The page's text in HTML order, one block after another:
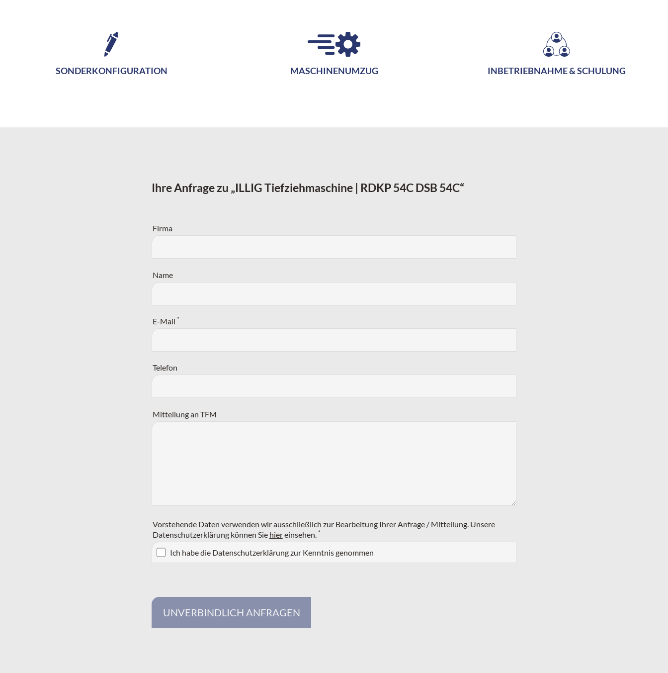
SONDERKONFIGURATION MASCHINENUMZUG INBETRIEBNAHME & SCHULUNG
Ihre Anfrage zu „ILLIG Tiefziehmaschine | RDKP 54C DSB 54C“
Firma
Name
E-Mail *
Telefon
Mitteilung an TFM
Vorstehende Daten verwenden wir ausschließlich zur Bearbeitung Ihrer Anfrage / Mitteilung. Unsere
Datenschutzerklärung können Sie hiereinsehen. *
Ich habe die Datenschutzerklärung zur Kenntnis genommen
UNVERBINDLICH ANFRAGEN